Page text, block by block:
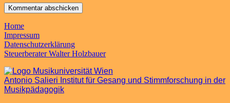
Home
Impressum
Datenschutzerklärung
Steuerberater Walter Holzbauer
Antonio Salieri Institut für Gesang und Stimmforschung in der
Musikpädagogik